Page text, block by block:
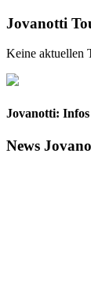
Jovanotti
Keine aktuellen
Jovanotti:
News